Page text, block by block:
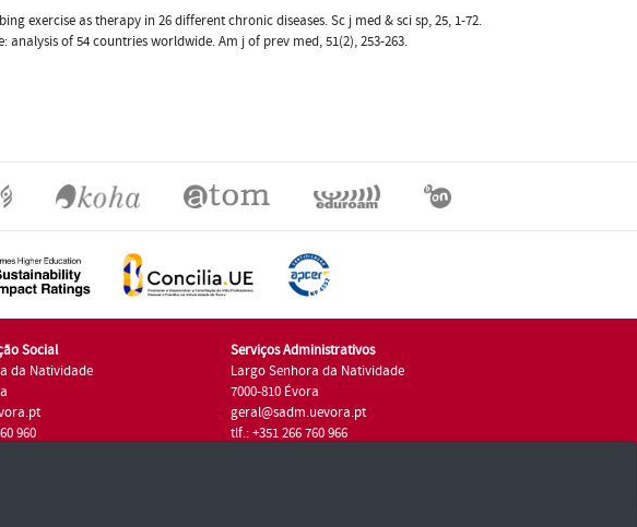
exercise as therapy in 26 different chronic diseases. Sc j med & sci sp, 25, 1-72.
of 54 countries worldwide. Am j of prev med, 51(2), 253-263.
Social
da Natividade
960
Serviços Administrativos
Largo Senhora da Natividade
7000-810 Évora
geral@sadm.uevora.pt
tlf.: +351 266 760 966